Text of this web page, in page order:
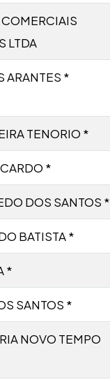
LTDA
ARANTES *
TENORIO *
*
DOS SANTOS *
BATISTA *
*
SANTOS *
NOVO TEMPO